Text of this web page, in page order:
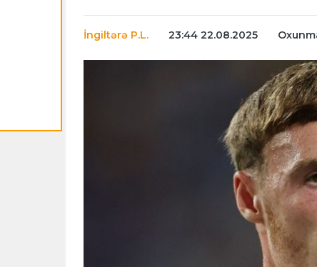
İngiltərə P.L. 23:44 22.08.2025